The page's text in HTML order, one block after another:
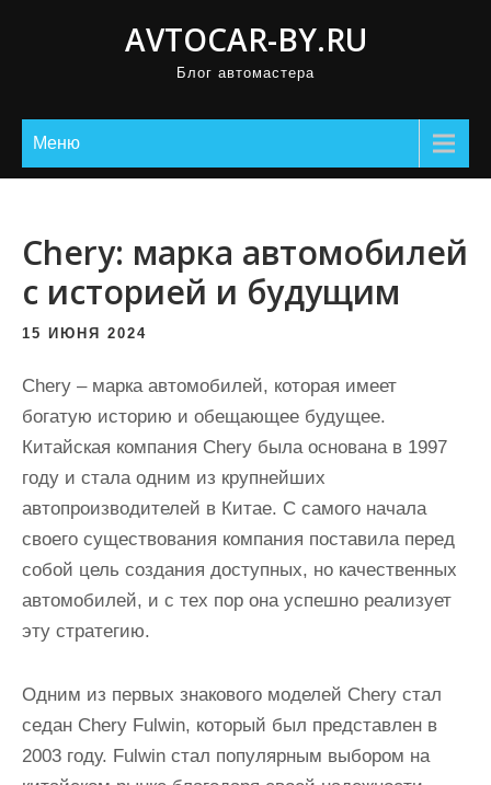
AVTOCAR-BY.RU
Блог автомастера
Меню
Chery: марка автомобилей
с историей и будущим
15 ИЮНЯ 2024
Chery – марка автомобилей, которая имеет
богатую историю и обещающее будущее.
Китайская компания Chery была основана в 1997
году и стала одним из крупнейших
автопроизводителей в Китае. С самого начала
своего существования компания поставила перед
собой цель создания доступных, но качественных
автомобилей, и с тех пор она успешно реализует
эту стратегию.
Одним из первых знакового моделей Chery стал
седан Chery Fulwin, который был представлен в
2003 году. Fulwin стал популярным выбором на